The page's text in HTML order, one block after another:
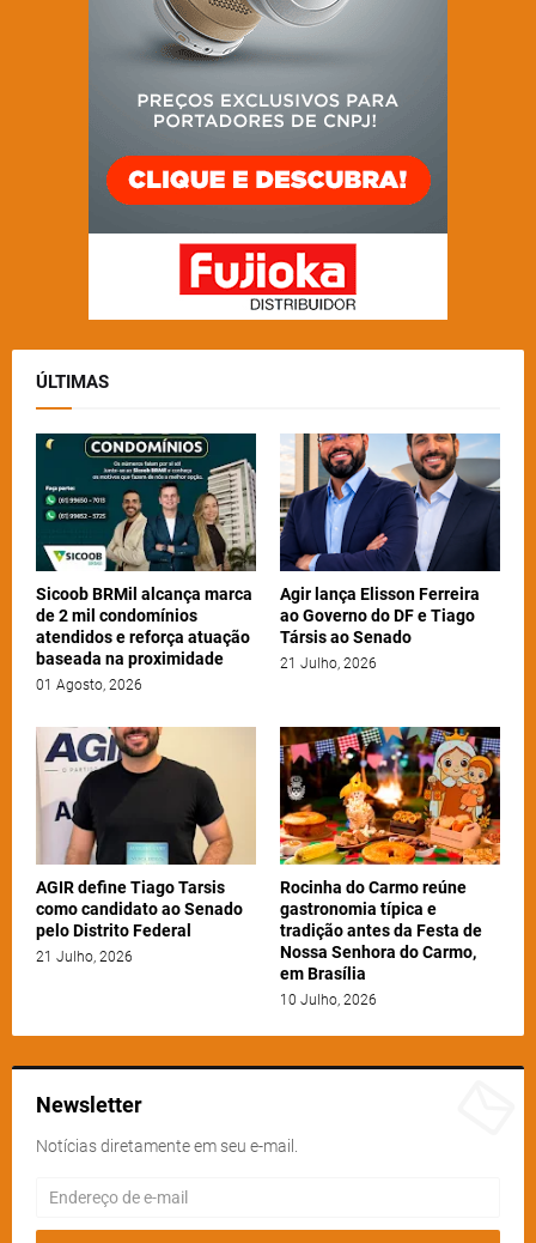
ÚLTIMAS
Sicoob BRMil alcança marca
de 2 mil condomínios
atendidos e reforça atuação
baseada na proximidade
01 Agosto, 2026
Agir lança Elisson Ferreira
ao Governo do DF e Tiago
Társis ao Senado
21 Julho, 2026
AGIR define Tiago Tarsis
como candidato ao Senado
pelo Distrito Federal
21 Julho, 2026
Rocinha do Carmo reúne
gastronomia típica e
tradição antes da Festa de
Nossa Senhora do Carmo,
em Brasília
10 Julho, 2026
Newsletter
Notícias diretamente em seu e-mail.